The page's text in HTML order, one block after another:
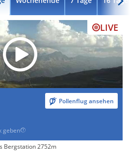
LIVE
Pollenflug ansehen
geben
Bergstation 2752m